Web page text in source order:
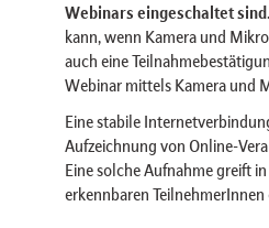
Webinars eingeschaltet
kann, wenn Kamera und
auch eine
Webinar mittels Kamera und
Eine stabile
Aufzeichnung von Online-
Eine solche Aufnahme greift
erkennbaren